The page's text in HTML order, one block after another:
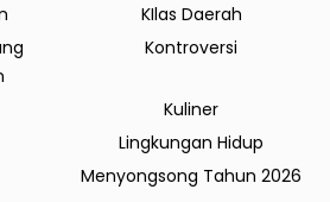
KIlas Daerah
Kontroversi
Kuliner
Lingkungan Hidup
Menyongsong Tahun 2026